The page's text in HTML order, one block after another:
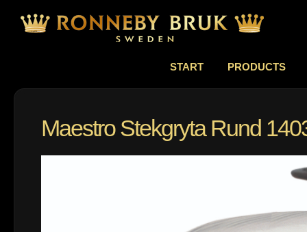
START PRODUCTS
Maestro Stekgryta Rund